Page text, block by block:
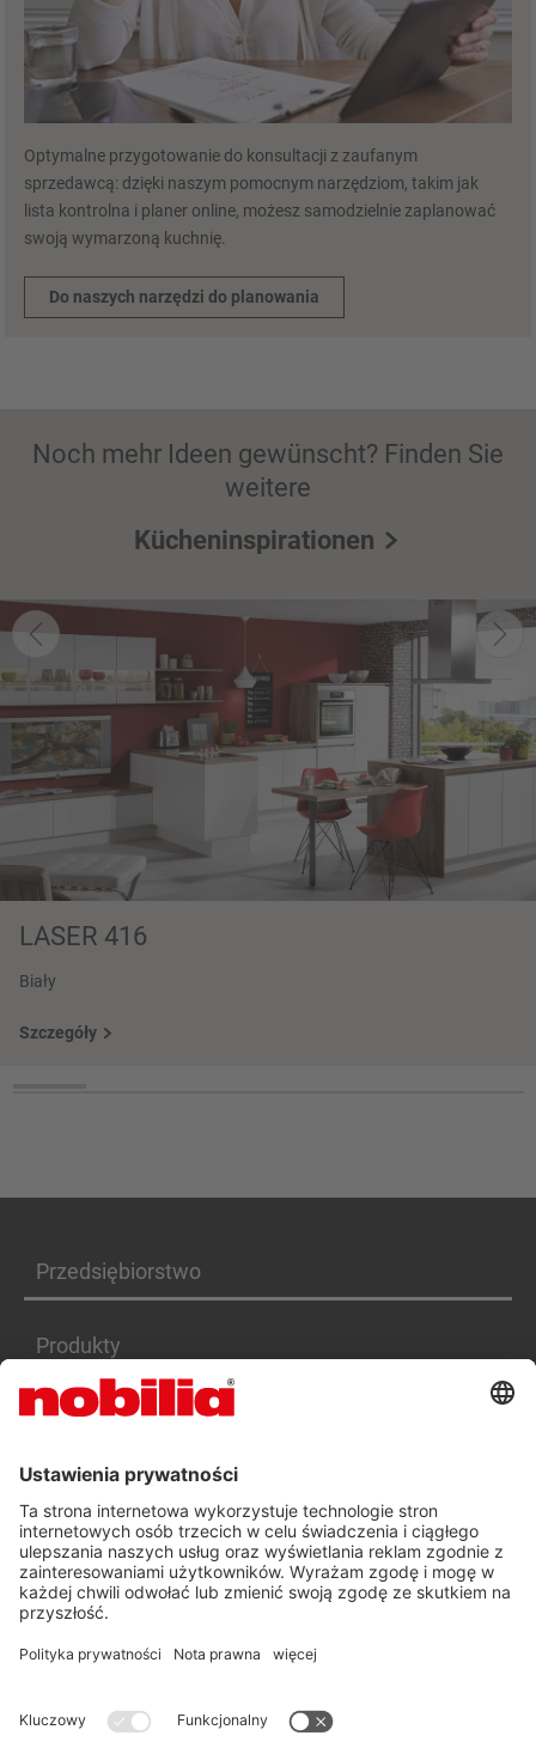
Optymalne przygotowanie do konsultacji z zaufanym
sprzedawcą: dzięki naszym pomocnym narzędziom, takim jak
lista kontrolna i planer online, możesz samodzielnie zaplanować
swoją wymarzoną kuchnię.
Do naszych narzędzi do planowania
Noch mehr Ideen gewünscht? Finden Sie
weitere
Kücheninspirationen
LASER 416
Biały
Szczegóły
Przedsiębiorstwo
Produkty
Serwis
Kariera
DEKLARACJA DOSTĘPNOŚCI PL
OGÓLNE WARUNKI HANDLOWE
OCHRONA DANYCH OSOBOWYCH